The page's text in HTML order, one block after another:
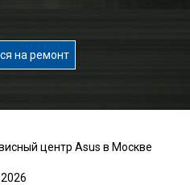
на ремонт
центр Asus в Москве
2026